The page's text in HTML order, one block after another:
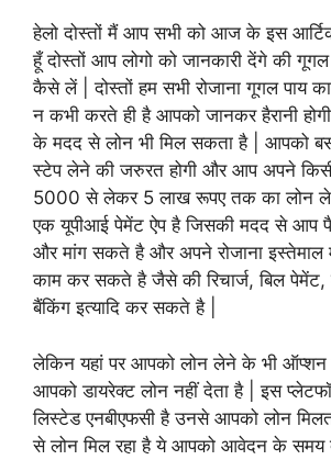
हेलो दोस्तों मैं आप सभी को आज के इस
हूँ दोस्तों आप लोगो को जानकारी देंगे की
कैसे लें | दोस्तों हम सभी रोजाना गूगल पाय
न कभी करते ही है आपको जानकर हैरानी
के मदद से लोन भी मिल सकता है | आपको
स्टेप लेने की जरुरत होगी और आप अपने
5000 से लेकर 5 लाख रूपए तक का लोन
एक यूपीआई पेमेंट ऐप है जिसकी मदद से
और मांग सकते है और अपने रोजाना इस्तेमाल
काम कर सकते है जैसे की रिचार्ज, बिल पेमेंट,
बैंकिंग इत्यादि कर सकते है |
लेकिन यहां पर आपको लोन लेने के भी ऑप्शन
आपको डायरेक्ट लोन नहीं देता है | इस
लिस्टेड एनबीएफसी है उनसे आपको लोन
से लोन मिल रहा है ये आपको आवेदन के समय